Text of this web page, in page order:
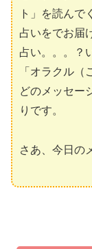
ト」を読んで
占いをでお届
占い。。。？
「オラクル（
どのメッセー
りです。
さあ、今日の